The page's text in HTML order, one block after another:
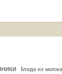
Блюда из молока